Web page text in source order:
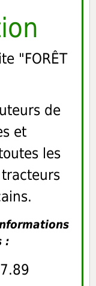
"FORÊT
de
et
les
: